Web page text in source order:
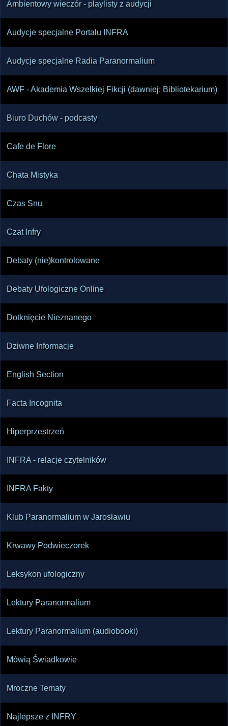
Ambientowy wieczór - playlisty z audycji
Audycje specjalne Portalu INFRA
Audycje specjalne Radia Paranormalium
AWF - Akademia Wszelkiej Fikcji (dawniej: Bibliotekarium)
Biuro Duchów - podcasty
Cafe de Flore
Chata Mistyka
Czas Snu
Czat Infry
Debaty (nie)kontrolowane
Debaty Ufologiczne Online
Dotknięcie Nieznanego
Dziwne Informacje
English Section
Facta Incognita
Hiperprzestrzeń
INFRA - relacje czytelników
INFRA Fakty
Klub Paranormalium w Jarosławiu
Krwawy Podwieczorek
Leksykon ufologiczny
Lektury Paranormalium
Lektury Paranormalium (audiobooki)
Mówią Świadkowie
Mroczne Tematy
Najlepsze z INFRY